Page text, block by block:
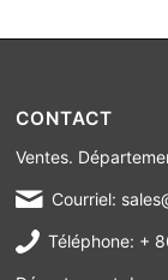
CONTACT
Ventes.
Courriel:
Téléphone: +